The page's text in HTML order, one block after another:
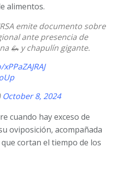
alimentos.
emite documento sobre
ante presencia de
🦗 y chapulín gigante.
October 8, 2024
cuando hay exceso de
oviposición, acompañada
cortan el tiempo de los